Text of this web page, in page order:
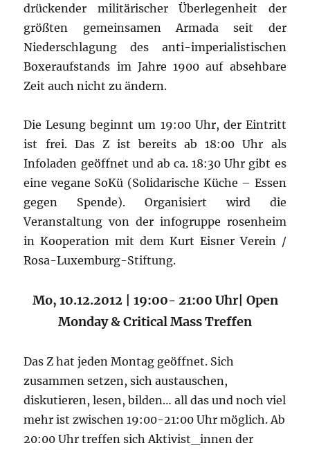
drückender militärischer Überlegenheit der
größten gemeinsamen Armada seit der
Niederschlagung des anti-imperialistischen
Boxeraufstands im Jahre 1900 auf absehbare
Zeit auch nicht zu ändern.
Die Lesung beginnt um 19:00 Uhr, der Eintritt
ist frei. Das Z ist bereits ab 18:00 Uhr als
Infoladen geöffnet und ab ca. 18:30 Uhr gibt es
eine vegane SoKü (Solidarische Küche – Essen
gegen Spende). Organisiert wird die
Veranstaltung von der infogruppe rosenheim
in Kooperation mit dem Kurt Eisner Verein /
Rosa-Luxemburg-Stiftung.
Mo, 10.12.2012 | 19:00- 21:00 Uhr| Open
Monday & Critical Mass Treffen
Das Z hat jeden Montag geöffnet. Sich
zusammen setzen, sich austauschen,
diskutieren, lesen, bilden… all das und noch viel
mehr ist zwischen 19:00-21:00 Uhr möglich. Ab
20:00 Uhr treffen sich Aktivist_innen der